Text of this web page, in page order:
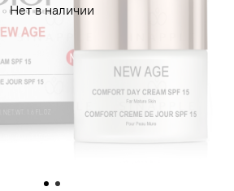
Нет в наличии